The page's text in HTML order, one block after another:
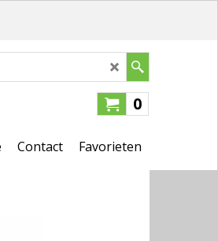
0
Contact Favorieten